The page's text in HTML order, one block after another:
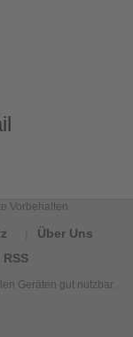
Vorbehalten
Über Uns
RSS
Geräten gut nutzbar.